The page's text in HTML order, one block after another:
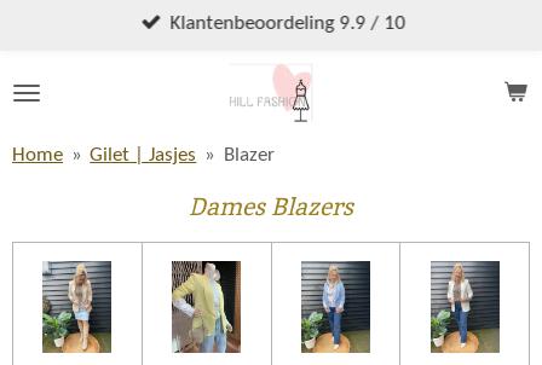
naar
hoofdinhoud
Klantenbeoordeling 9.9 / 10
Home » Gilet | Jasjes » Blazer
Dames Blazers